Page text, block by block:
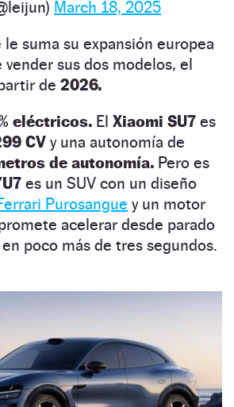
March 18, 2025
suma su expansión europea
sus dos modelos, el
de 2026.
eléctricos. El Xiaomi SU7 es
CV y una autonomía de
de autonomía. Pero es
es un SUV con un diseño
Purosangue y un motor
acelerar desde parado
poco más de tres segundos.